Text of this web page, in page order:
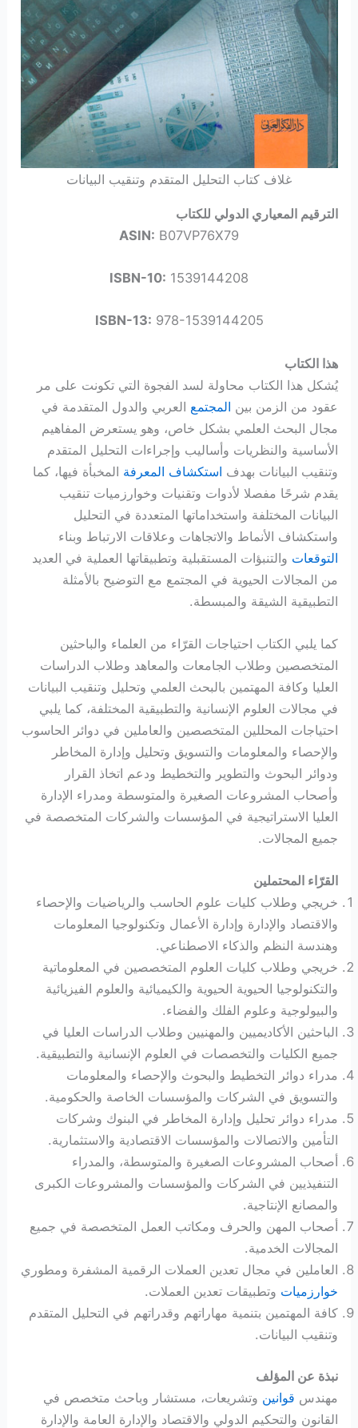
غلاف كتاب التحليل المتقدم وتنقيب البيانات
الترقيم المعياري الدولي للكتاب
ASIN: B07VP76X79
ISBN-10: 1539144208
ISBN-13: 978-1539144205
هذا الكتاب
يُشكل هذا الكتاب محاولة لسد الفجوة التي تكونت على مر
عقود من الزمن بين المجتمع العربي والدول المتقدمة في
مجال البحث العلمي بشكل خاص، وهو يستعرض المفاهيم
الأساسية والنظريات وأساليب وإجراءات التحليل المتقدم
وتنقيب البيانات بهدف استكشاف المعرفة المخبأة فيها، كما
يقدم شرحًا مفصلا لأدوات وتقنيات وخوارزميات تنقيب
البيانات المختلفة واستخداماتها المتعددة في التحليل
واستكشاف الأنماط والاتجاهات وعلاقات الارتباط وبناء
التوقعات والتنبؤات المستقبلية وتطبيقاتها العملية في العديد
من المجالات الحيوية في المجتمع مع التوضيح بالأمثلة
التطبيقية الشيقة والمبسطة.
كما يلبي الكتاب احتياجات القرّاء من العلماء والباحثين
المتخصصين وطلاب الجامعات والمعاهد وطلاب الدراسات
العليا وكافة المهتمين بالبحث العلمي وتحليل وتنقيب البيانات
في مجالات العلوم الإنسانية والتطبيقية المختلفة، كما يلبي
احتياجات المحللين المتخصصين والعاملين في دوائر الحاسوب
والإحصاء والمعلومات والتسويق وتحليل وإدارة المخاطر
ودوائر البحوث والتطوير والتخطيط ودعم اتخاذ القرار
وأصحاب المشروعات الصغيرة والمتوسطة ومدراء الإدارة
العليا الاستراتيجية في المؤسسات والشركات المتخصصة في
جميع المجالات.
القرّاء المحتملين
خريجي وطلاب كليات علوم الحاسب والرياضيات والإحصاء
والاقتصاد والإدارة وإدارة الأعمال وتكنولوجيا المعلومات
وهندسة النظم والذكاء الاصطناعي.
خريجي وطلاب كليات العلوم المتخصصين في المعلوماتية
والتكنولوجيا الحيوية الحيوية والكيميائية والعلوم الفيزيائية
والبيولوجية وعلوم الفلك والفضاء.
الباحثين الأكاديميين والمهنيين وطلاب الدراسات العليا في
جميع الكليات والتخصصات في العلوم الإنسانية والتطبيقية.
مدراء دوائر التخطيط والبحوث والإحصاء والمعلومات
والتسويق في الشركات والمؤسسات الخاصة والحكومية.
مدراء دوائر تحليل وإدارة المخاطر في البنوك وشركات
التأمين والاتصالات والمؤسسات الاقتصادية والاستثمارية.
أصحاب المشروعات الصغيرة والمتوسطة، والمدراء
التنفيذيين في الشركات والمؤسسات والمشروعات الكبرى
والمصانع الإنتاجية.
أصحاب المهن والحرف ومكاتب العمل المتخصصة في جميع
المجالات الخدمية.
العاملين في مجال تعدين العملات الرقمية المشفرة ومطوري
خوارزميات وتطبيقات تعدين العملات.
كافة المهتمين بتنمية مهاراتهم وقدراتهم في التحليل المتقدم
وتنقيب البيانات.
نبذة عن المؤلف
مهندس قوانين وتشريعات، مستشار وباحث متخصص في
القانون والتحكيم الدولي والاقتصاد والإدارة العامة والإدارة